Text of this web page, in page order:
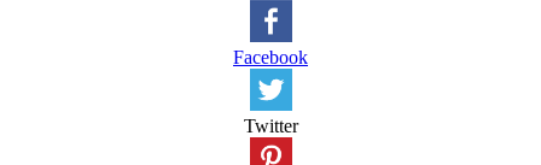
Facebook
Twitter